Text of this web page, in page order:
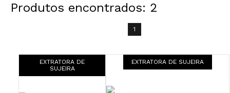
Produtos encontrados: 2
1
EXTRATORA DE
SUJEIRA
EXTRATORA DE SUJEIRA